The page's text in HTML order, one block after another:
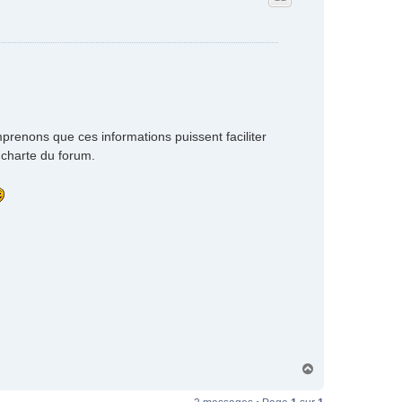
que ces informations puissent faciliter
du forum.
u